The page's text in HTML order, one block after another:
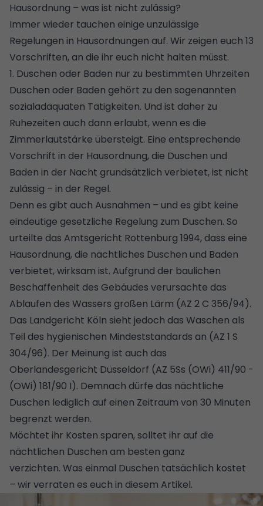
Hausordnung – was ist nicht zulässig?
Immer wieder tauchen einige unzulässige
Regelungen in Hausordnungen auf. Wir zeigen euch 13
Vorschriften, an die ihr euch nicht halten müsst.
1. Duschen oder Baden nur zu bestimmten Uhrzeiten
Duschen oder Baden gehört zu den sogenannten
sozialadäquaten Tätigkeiten. Und ist daher zu
Ruhezeiten auch dann erlaubt, wenn es die
Zimmerlautstärke übersteigt. Eine entsprechende
Vorschrift in der Hausordnung, die Duschen und
Baden in der Nacht grundsätzlich verbietet, ist nicht
zulässig – in der Regel.
Denn es gibt auch Ausnahmen – und es gibt keine
eindeutige gesetzliche Regelung zum Duschen. So
urteilte das Amtsgericht Rottenburg 1994, dass eine
Hausordnung, die nächtliches Duschen und Baden
verbietet, wirksam ist. Aufgrund der baulichen
Beschaffenheit des Gebäudes verursachte das
Ablaufen des Wassers großen Lärm (AZ 2 C 356/94).
Das Landgericht Köln sieht jedoch das Waschen als
Teil des hygienischen Mindeststandards an (AZ 1 S
304/96). Der Meinung ist auch das
Oberlandesgericht Düsseldorf (AZ 5Ss (OWi) 411/90 -
(OWi) 181/90 I). Demnach dürfe das nächtliche
Duschen lediglich auf einen Zeitraum von 30 Minuten
begrenzt werden.
Möchtet ihr Kosten sparen, solltet ihr auf die
nächtlichen Duschen am besten ganz
verzichten. Was einmal Duschen tatsächlich kostet
– wir verraten es euch in diesem Artikel.